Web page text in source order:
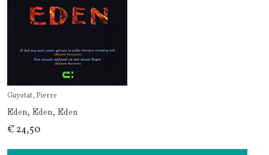
Guyotat, Pierre
Eden, Eden, Eden
€ 24,50